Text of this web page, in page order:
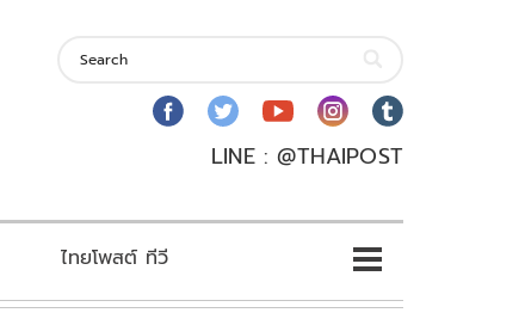
LINE : @THAIPOST
ไทยโพสต์ ทีวี